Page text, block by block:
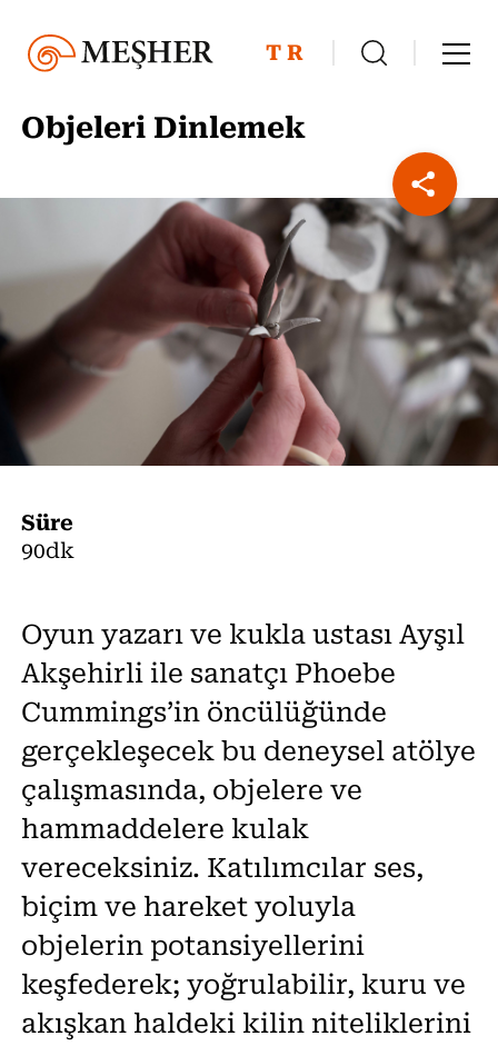
TR
Objeleri Dinlemek
Süre
90dk
Oyun yazarı ve kukla ustası Ayşıl
Akşehirli ile sanatçı Phoebe
Cummings’in öncülüğünde
gerçekleşecek bu deneysel atölye
çalışmasında, objelere ve
hammaddelere kulak
vereceksiniz. Katılımcılar ses,
biçim ve hareket yoluyla
objelerin potansiyellerini
keşfederek; yoğrulabilir, kuru ve
akışkan haldeki kilin niteliklerini